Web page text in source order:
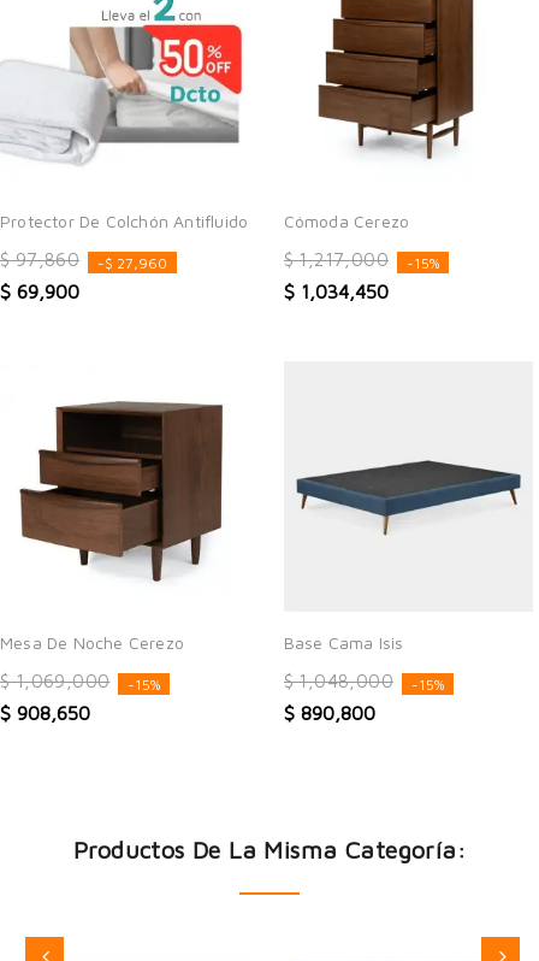
Protector De Colchón Antifluido
$ 97,860
-$ 27,960
$ 69,900
Cómoda Cerezo
$ 1,217,000
-15%
$ 1,034,450
Mesa De Noche Cerezo
$ 1,069,000
-15%
$ 908,650
Base Cama Isis
$ 1,048,000
-15%
$ 890,800
Productos De La Misma Categoría: